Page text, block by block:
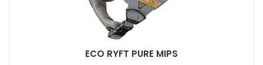
ECO RYFT PURE MIPS